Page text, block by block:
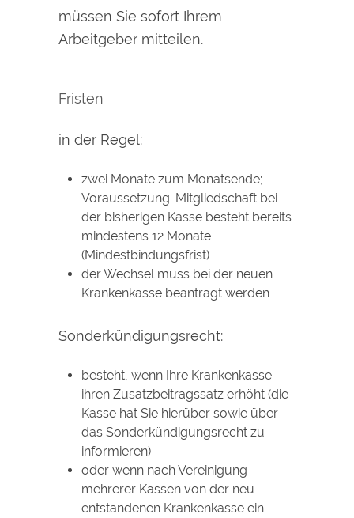
müssen Sie sofort Ihrem
Arbeitgeber mitteilen.
Fristen
in der Regel:
zwei Monate zum Monatsende;
Voraussetzung: Mitgliedschaft bei
der bisherigen Kasse besteht bereits
mindestens 12 Monate
(Mindestbindungsfrist)
der Wechsel muss bei der neuen
Krankenkasse beantragt werden
Sonderkündigungsrecht:
besteht, wenn Ihre Krankenkasse
ihren Zusatzbeitragssatz erhöht (die
Kasse hat Sie hierüber sowie über
das Sonderkündigungsrecht zu
informieren)
oder wenn nach Vereinigung
mehrerer Kassen von der neu
entstandenen Krankenkasse ein